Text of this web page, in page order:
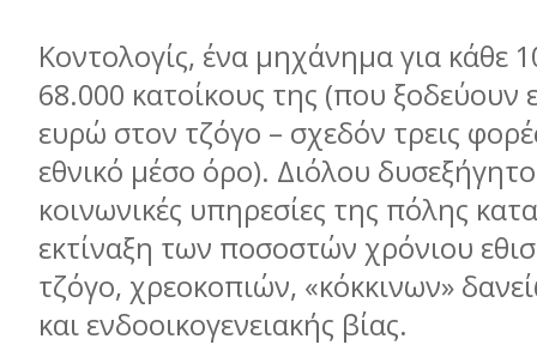
Κοντολογίς, ένα µηχάνηµα για κάθε
68.000 κατοίκους της (που ξοδεύουν
ευρώ στον τζόγο – σχεδόν τρεις
εθνικό µέσο όρο). Διόλου
κοινωνικές υπηρεσίες της πόλης
εκτίναξη των ποσοστών χρόνιου
τζόγο, χρεοκοπιών, «κόκκινων»
και ενδοοικογενειακής βίας.